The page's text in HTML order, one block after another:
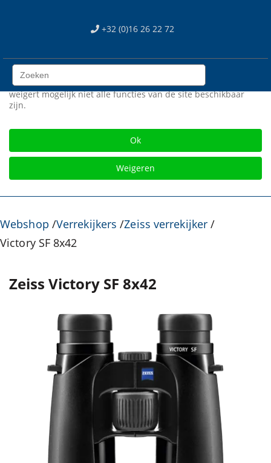
+32 (0)16 26 22 72
Webshop /Verrekijkers /Zeiss verrekijker /
Victory SF 8x42
Zeiss Victory SF 8x42
anderen ons helpen om de site en gebruikerservaring te
verbeteren (tracking cookies). U kan zelf kiezen of u deze
cookies wil toestaan of niet. Let op dat als u onze cookies
weigert mogelijk niet alle functies van de site beschikbaar
zijn.
Ok
Weigeren